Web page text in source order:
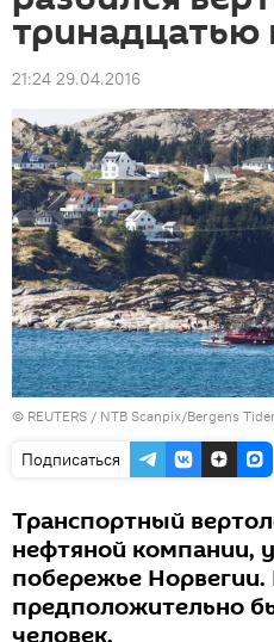
21:24 29.04.2016
© REUTERS / NTB Scanpix/Bergens
Подписаться
Транспортный
нефтяной компании,
побережье Норвегии.
предположительно